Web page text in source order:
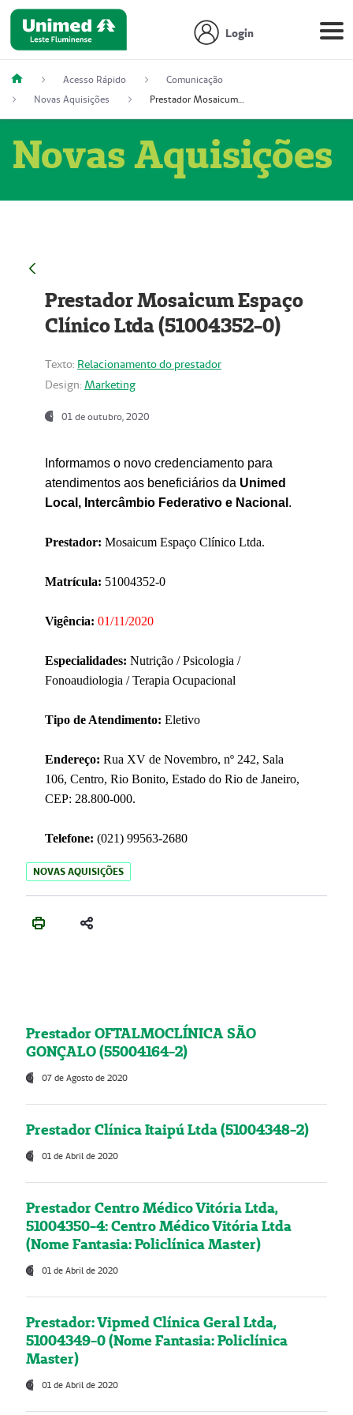
Login
Acesso Rápido
Comunicação
Novas Aquisições
Prestador Mosaicum Espaço Clínico Ltda (51004352-0)
Novas Aquisições
Prestador Mosaicum Espaço
Clínico Ltda (51004352-0)
Texto: Relacionamento do prestador
Design: Marketing
01 de outubro, 2020
Informamos o novo credenciamento para
atendimentos aos beneficiários da Unimed
Local, Intercâmbio Federativo e Nacional .
Prestador: Mosaicum Espaço Clínico Ltda.
Matrícula: 51004352-0
Vigência: 01/11/2020
Especialidades: Nutrição / Psicologia /
Fonoaudiologia / Terapia Ocupacional
Tipo de Atendimento: Eletivo
Endereço: Rua XV de Novembro, nº 242, Sala
106, Centro, Rio Bonito, Estado do Rio de Janeiro,
CEP: 28.800-000.
Telefone: (021) 99563-2680
NOVAS AQUISIÇÕES
Prestador OFTALMOCLÍNICA SÃO
GONÇALO (55004164-2)
07 de Agosto de 2020
Prestador Clínica Itaipú Ltda (51004348-2)
01 de Abril de 2020
Prestador Centro Médico Vitória Ltda,
51004350-4: Centro Médico Vitória Ltda
(Nome Fantasia: Policlínica Master)
01 de Abril de 2020
Prestador: Vipmed Clínica Geral Ltda,
51004349-0 (Nome Fantasia: Policlínica
Master)
01 de Abril de 2020